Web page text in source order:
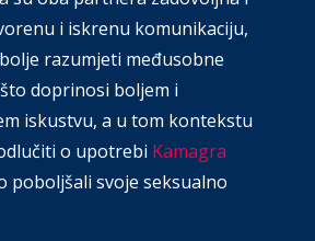
i iskrenu komunikaciju,
razumjeti međusobne
doprinosi boljem i
iskustvu, a u tom kontekstu
o upotrebi Kamagra
poboljšali svoje seksualno